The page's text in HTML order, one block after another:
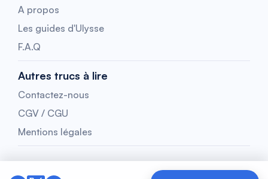
A propos
Les guides d'Ulysse
F.A.Q
Autres trucs à lire
Contactez-nous
CGV / CGU
Mentions légales